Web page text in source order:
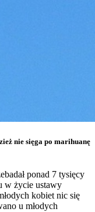
nie sięga po marihuanę
ponad 7 tysięcy
w życie ustawy
kobiet nic się
u młodych